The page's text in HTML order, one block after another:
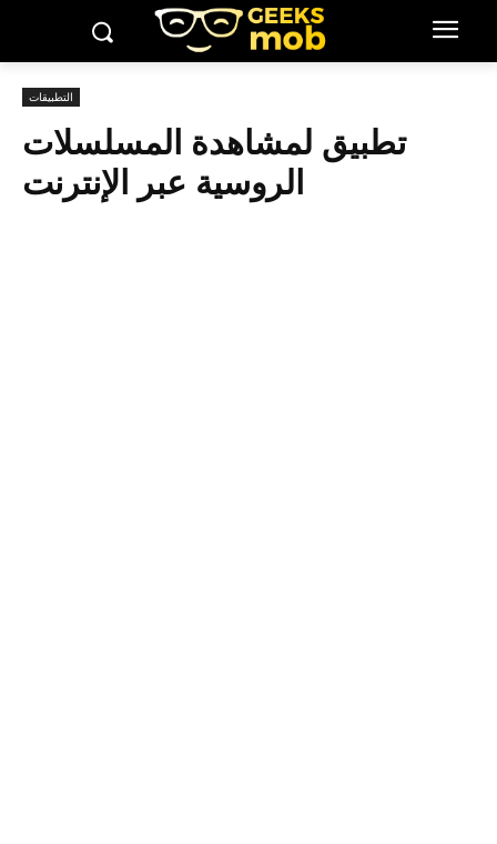
التطبيقات
تطبيق لمشاهدة المسلسلات
الروسية عبر الإنترنت